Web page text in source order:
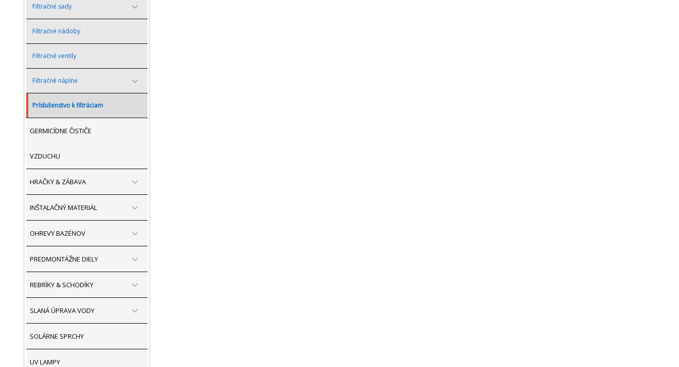
Filtračné sady
Filtračné nádoby
Filtračné ventily
Filtračné náplne
Príslušenstvo k filtráciam
GERMICÍDNE ČISTIČE
VZDUCHU
HRAČKY & ZÁBAVA
INŠTALAČNÝ MATERIÁL
OHREVY BAZÉNOV
PREDMONTÁŽNE DIELY
REBRÍKY & SCHODÍKY
SLANÁ ÚPRAVA VODY
SOLÁRNE SPRCHY
UV LAMPY